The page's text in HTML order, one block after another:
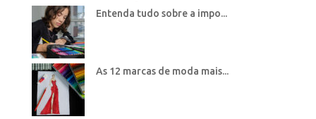
Entenda tudo sobre a impo...
As 12 marcas de moda mais...